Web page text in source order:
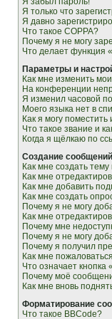
Я только что
Я давно
Что такое COPPA?
Почему я не могу
Что делает функция
Параметры и
Как мне изменить
На конференции
Я изменил часовой
Моего языка нет в
Как я могу
Что такое звание и
Когда я щёлкаю по
Создание сообщений
Как мне создать
Как мне
Как мне добавить
Как мне создать
Почему я не могу
Как мне
Почему мне
Почему я не могу
Почему я получил
Как мне
Что означает
Почему моё
Как мне вновь
Форматирование
Что такое BBCode?